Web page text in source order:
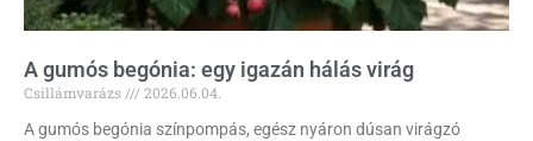
A gumós begónia: egy igazán hálás virág
Csillámvarázs
2026.06.04.
A gumós begónia színpompás, egész nyáron dúsan virágzó